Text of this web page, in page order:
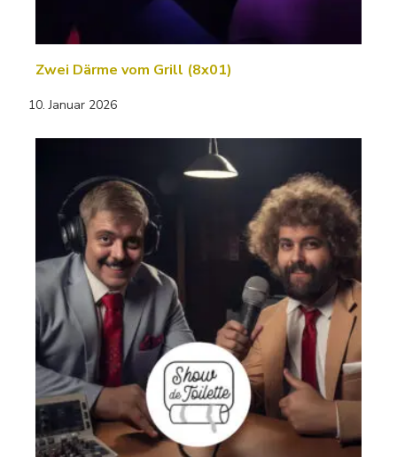
Zwei Därme vom Grill (8x01)
10. Januar 2026